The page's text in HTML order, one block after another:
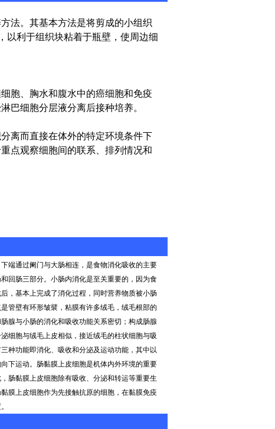
法。其基本方法是将剪成的小组织
以利于组织块粘着于瓶壁，使周边细
胞、胸水和腹水中的癌细胞和免疫
巴细胞分层液分离后接种培养。
离而直接在体外的特定环境条件下
点观察细胞间的联系、排列情况和
端通过阑门与大肠相连，是食物消化吸收的主要
回肠三部分。小肠内消化是至关重要的，因为食
，基本上完成了消化过程，同时营养物质被小肠
管壁有环形皱襞，粘膜有许多绒毛，绒毛根部的
腺与小肠的消化和吸收功能关系密切；构成肠腺
细胞与绒毛上皮相似，接近绒毛的柱状细胞与吸
种功能即消化、吸收和分泌及运动功能，其中以
下运动。肠黏膜上皮细胞是机体内外环境的重要
肠黏膜上皮细胞除有吸收、分泌和转运等重要生
膜上皮细胞作为先接触抗原的细胞，在黏膜免疫